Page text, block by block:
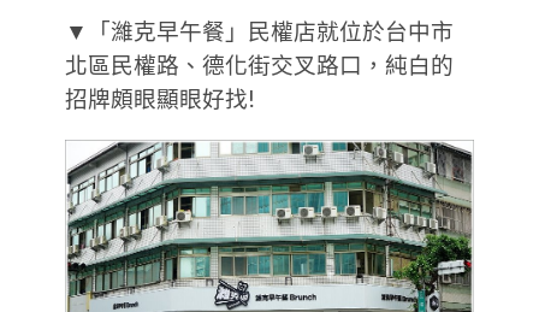
▼「濰克早午餐」民權店就位於台中市
北區民權路、德化街交叉路口，純白的
招牌頗眼顯眼好找!